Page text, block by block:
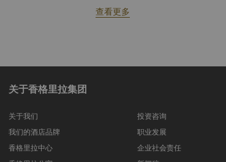
查看更多
关于香格里拉集团
关于我们
我们的酒店品牌
香格里拉中心
投资咨询
职业发展
企业社会责任